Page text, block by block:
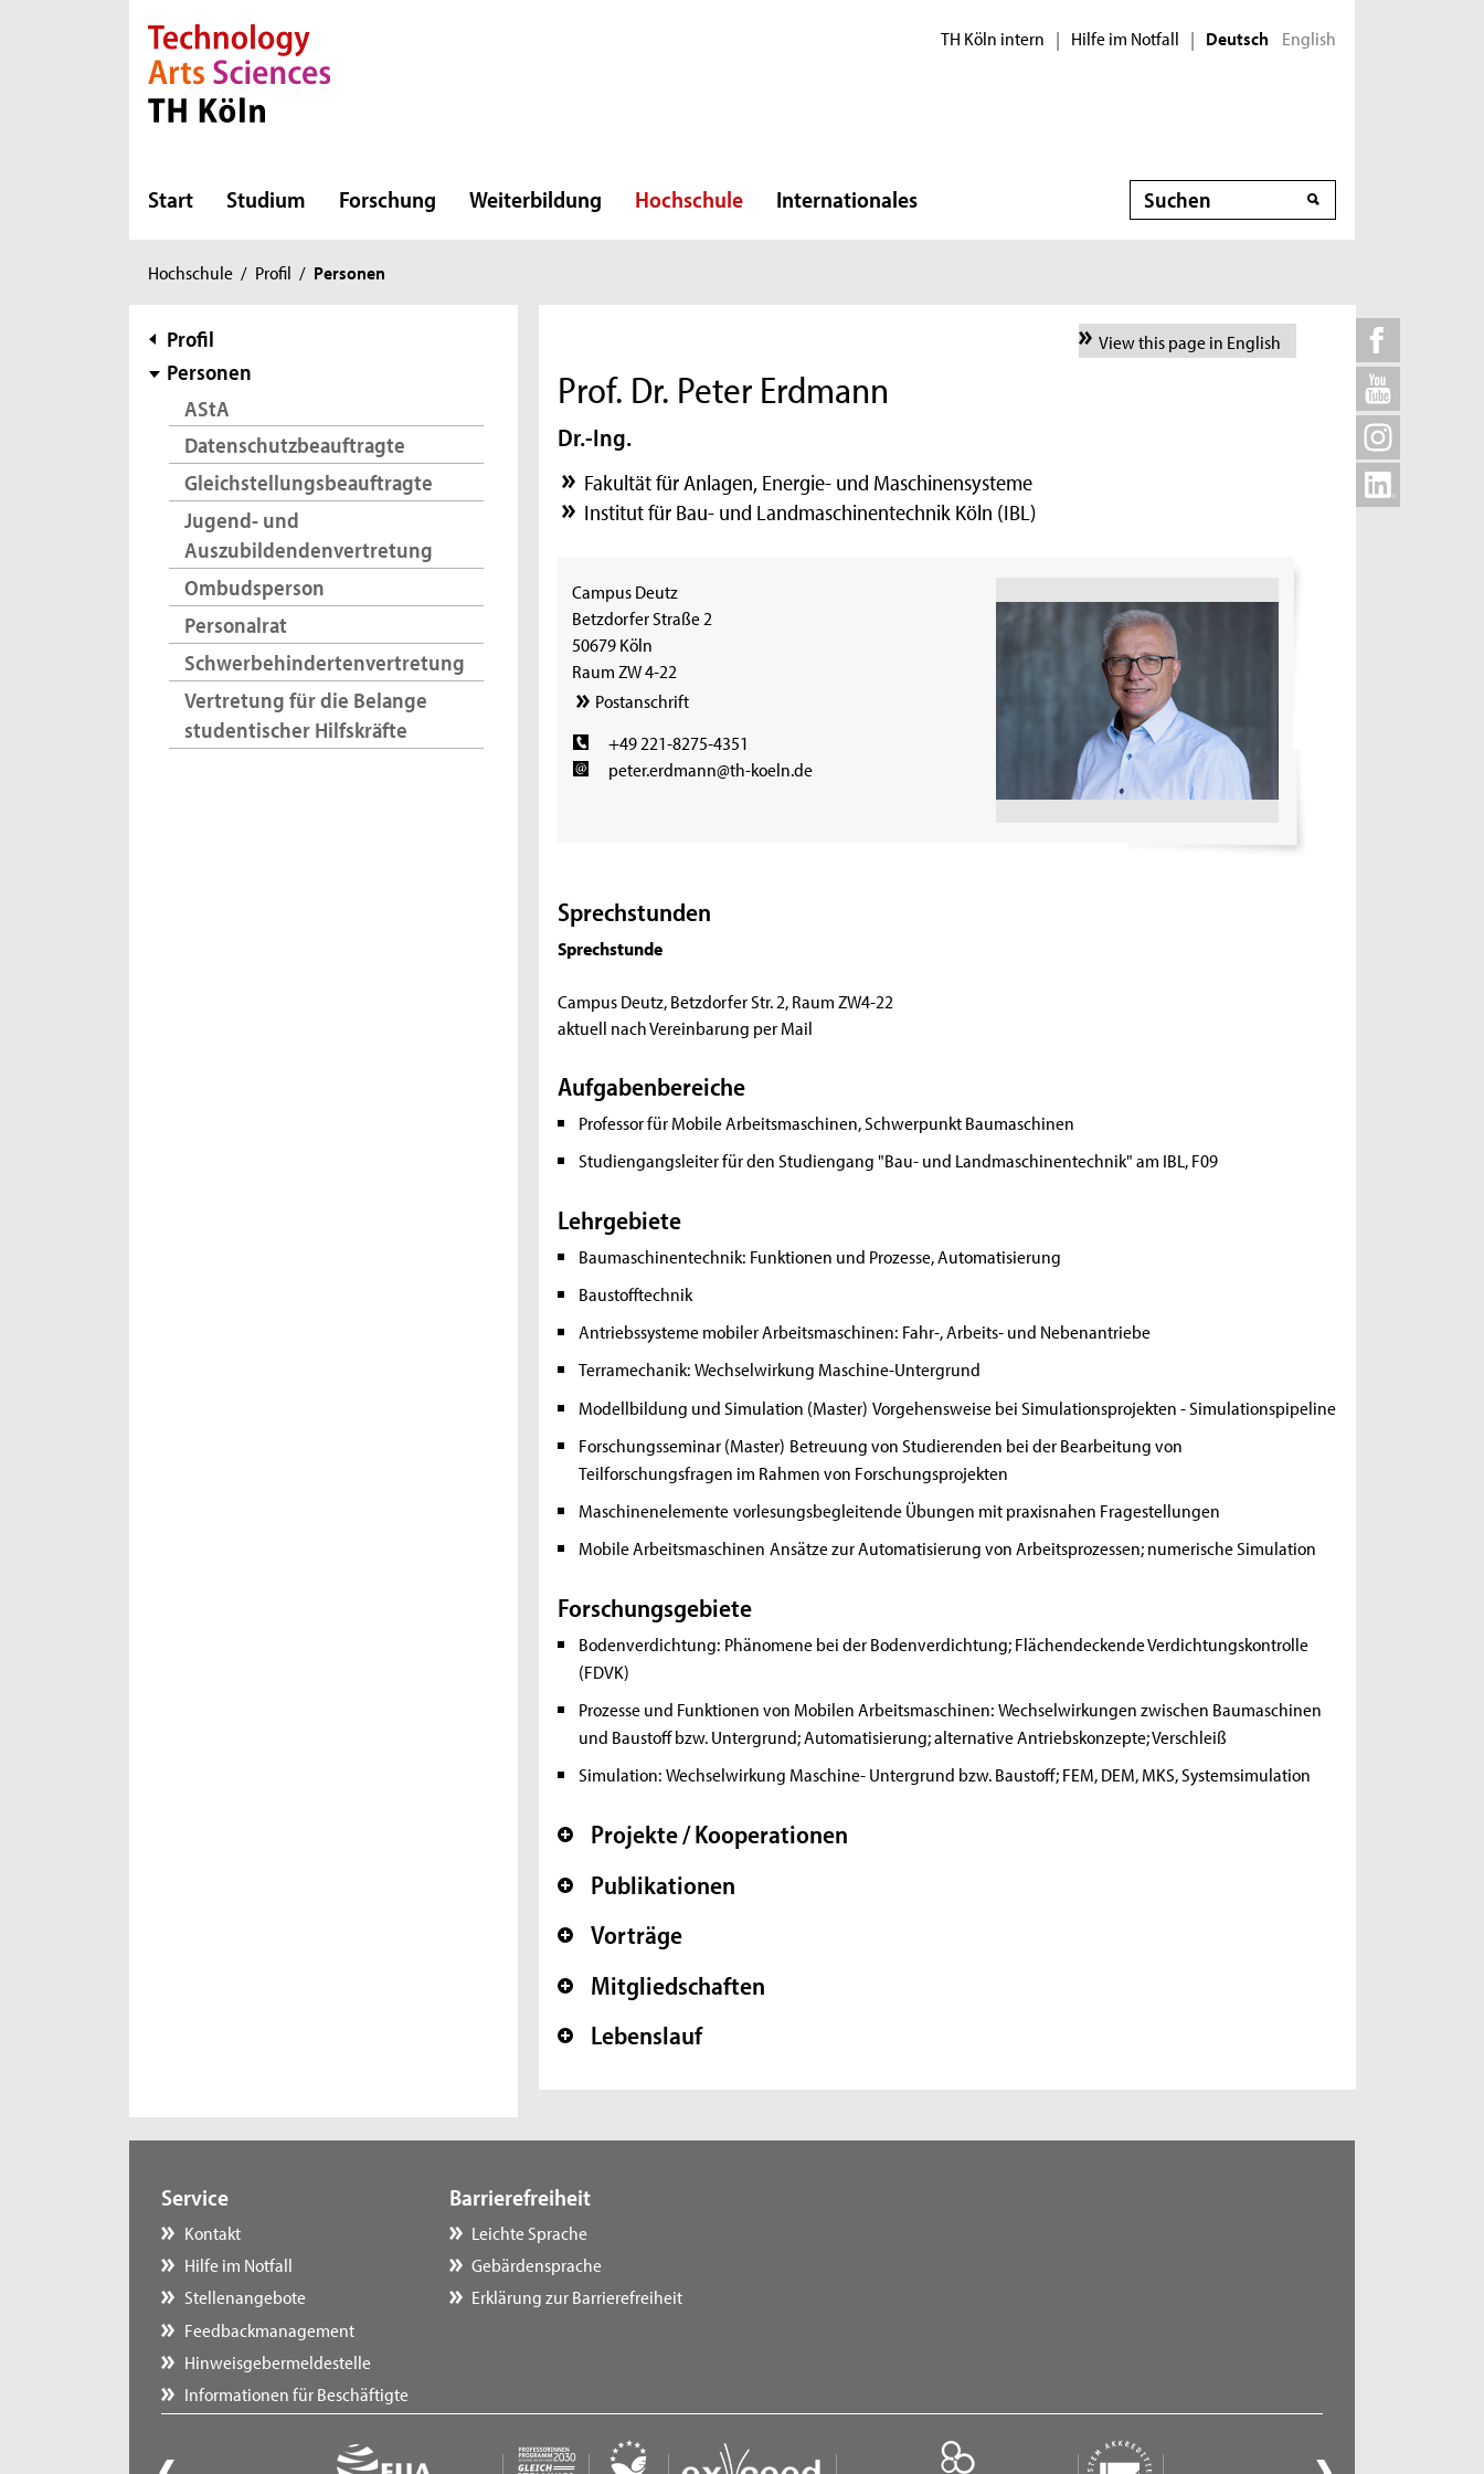
Direkt zur Hauptnavigation
Direkt zur Subnavigation
Direkt zum Inhalt
Direkt zum Fußbereich TH Köln intern | Hilfe im Notfall | Deutsch English
Start Studium Forschung Weiterbildung Hochschule Internationales Suche
Sie
hier:
Hochschule / Profil / Personen
Subnavigation
Profil
Personen
AStA
Datenschutzbeauftragte
Gleichstellungsbeauftragte
Jugend- und
Auszubildendenvertretung
Ombudsperson
Personalrat
Schwerbehindertenvertretung
Vertretung für die Belange
studentischer Hilfskräfte
View this page in English
Prof. Dr. Peter Erdmann
Dr.-Ing.
Fakultät für Anlagen, Energie- und Maschinensysteme
Institut für Bau- und Landmaschinentechnik Köln (IBL)
Campus Deutz
Betzdorfer Straße 2
50679 Köln
Raum ZW 4-22
Postanschrift
+49 221-8275-4351
peter.erdmann@th-koeln.de
Sprechstunden
Sprechstunde
Campus Deutz, Betzdorfer Str. 2, Raum ZW4-22
aktuell nach Vereinbarung per Mail
Aufgabenbereiche
Professor für Mobile Arbeitsmaschinen, Schwerpunkt Baumaschinen
Studiengangsleiter für den Studiengang "Bau- und Landmaschinentechnik" am IBL, F09
Lehrgebiete
Baumaschinentechnik: Funktionen und Prozesse, Automatisierung
Baustofftechnik
Antriebssysteme mobiler Arbeitsmaschinen: Fahr-, Arbeits- und Nebenantriebe
Terramechanik:Wechselwirkung Maschine-Untergrund
Modellbildung und Simulation (Master) Vorgehensweise bei Simulationsprojekten - Simulationspipeline
Forschungsseminar (Master) Betreuung von Studierenden bei der Bearbeitung von
Teilforschungsfragen im Rahmen von Forschungsprojekten
Maschinenelementevorlesungsbegleitende Übungen mit praxisnahen Fragestellungen
Mobile Arbeitsmaschinen Ansätze zur Automatisierung von Arbeitsprozessen; numerische Simulation
Forschungsgebiete
Bodenverdichtung: Phänomene bei der Bodenverdichtung; Flächendeckende Verdichtungskontrolle
(FDVK)
Prozesse und Funktionen von Mobilen Arbeitsmaschinen:Wechselwirkungen zwischen Baumaschinen
und Baustoff bzw. Untergrund; Automatisierung; alternative Antriebskonzepte; Verschleiß
Simulation:Wechselwirkung Maschine- Untergrund bzw. Baustoff; FEM, DEM, MKS, Systemsimulation
+
Projekte / Kooperationen
+
Publikationen
+ Vorträge
+
Mitgliedschaften
+
Lebenslauf
Service
Kontakt
Hilfe im Notfall
Stellenangebote
Feedbackmanagement
Hinweisgebermeldestelle
Informationen für Beschäftigte
Barrierefreiheit
Leichte Sprache
Gebärdensprache
Erklärung zur Barrierefreiheit